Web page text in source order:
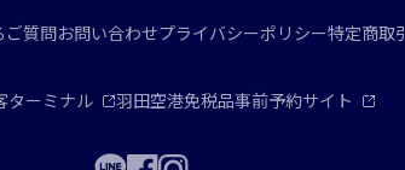
ご質問お問い合わせプライバシーポリシー特定商取
ターミナル 羽田空港免税品事前予約サイト